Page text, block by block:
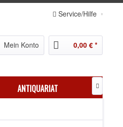
Service/Hilfe
Mein Konto 0,00 € *
ANTIQUARIAT 